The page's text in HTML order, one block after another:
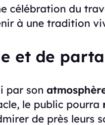
célébration du
à une tradition
et de
par son
le public pourra
de près leurs